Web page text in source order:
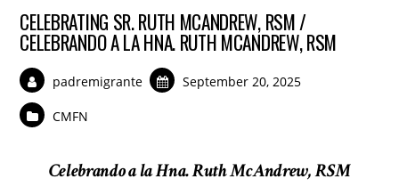
CELEBRATING SR. RUTH MCANDREW, RSM /
CELEBRANDO A LA HNA. RUTH MCANDREW, RSM
padremigrante September 20, 2025
CMFN
Celebrando a la Hna. Ruth McAndrew, RSM